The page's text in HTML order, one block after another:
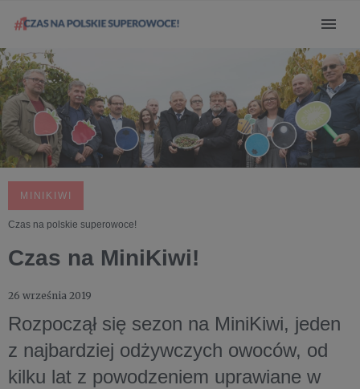
MINIKIWI
Czas na polskie superowoce!
Czas na MiniKiwi!
26 września 2019
Rozpoczął się sezon na MiniKiwi, jeden
z najbardziej odżywczych owoców, od
kilku lat z powodzeniem uprawiane w